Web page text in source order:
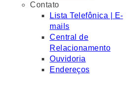
Contato
Lista Telefônica | E-
mails
Central de
Relacionamento
Ouvidoria
Endereços